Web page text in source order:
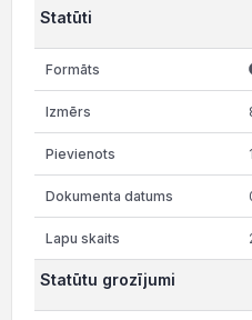
Statūti
Statūtu grozījumi